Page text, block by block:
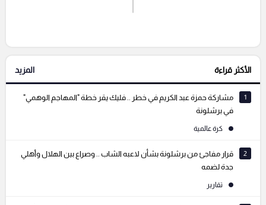
إرسال تعليق
التعليقات السابقة
الأكثر قراءة المزيد
1
مشاركة حمزة عبد الكريم في خطر .. فليك يقر خطة "المهاجم الوهمي"
في برشلونة
كرة عالمية
2
قرار مفاجئ من برشلونة بشأن لاعبه الشاب .. وصراع بين الهلال وأهلي
جدة لضمه
تقارير